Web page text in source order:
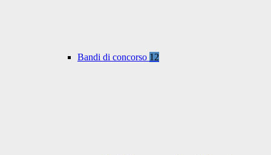
Bandi di concorso 12